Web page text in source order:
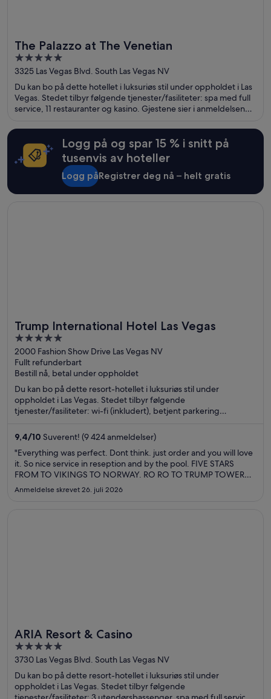
The Palazzo at The Venetian
5
out
of
5
3325 Las Vegas Blvd. South Las Vegas NV
Du kan bo på dette hotellet i luksuriøs stil under oppholdet i Las
Vegas. Stedet tilbyr følgende tjenester/fasiliteter: spa med full
service, 11 restauranter og kasino. Gjestene sier i anmeldelsene
Populære severdigheter som The Venetian Casino og The Linq
ligger dessuten ikke langt unna.
Logg på og spar 15 % i snitt på
tusenvis av hoteller
Logg påRegistrer deg nå – helt gratis
Trump International Hotel Las Vegas
5
out
of
5
2000 Fashion Show Drive Las Vegas NV
Fullt refunderbart
Bestill nå, betal under oppholdet
Du kan bo på dette resort-hotellet i luksuriøs stil under
oppholdet i Las Vegas. Stedet tilbyr følgende
tjenester/fasiliteter: wi-fi (inkludert), betjent parkering
sine at de er spesielt fornøyd med frokosten og bassenget.
Populære severdigheter som The Venetian Casino og The Linq
ligger dessuten ikke langt unna.
9,4/10 Suverent! (9 424 anmeldelser)
"Everything was perfect. Dont think. just order and you will love
it. So nice service in reseption and by the pool. FIVE STARS
FROM TO VIKINGS TO NORWAY. RO RO TO TRUMP TOWER
:-)"
Anmeldelse skrevet 26. juli 2026
ARIA Resort & Casino
5
out
of
5
3730 Las Vegas Blvd. South Las Vegas NV
Du kan bo på dette resort-hotellet i luksuriøs stil under
oppholdet i Las Vegas. Stedet tilbyr følgende